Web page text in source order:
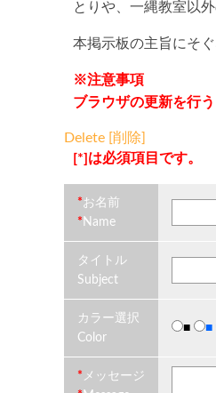
とりや、一縄教室以
本掲示板の主旨にそ
※注意事項
ブラウザの更新を行
Delete [削除]
[*]は必須項目です。
*お名前
* Name
タイトル
Subject
カラー選択
Color
■ ■
* メッセージ